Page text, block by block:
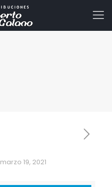
marzo 19, 2021